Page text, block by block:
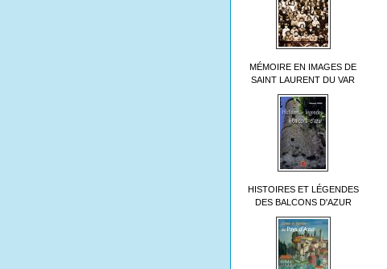
MÉMOIRE EN IMAGES DE
SAINT LAURENT DU VAR
HISTOIRES ET LÉGENDES
DES BALCONS D'AZUR